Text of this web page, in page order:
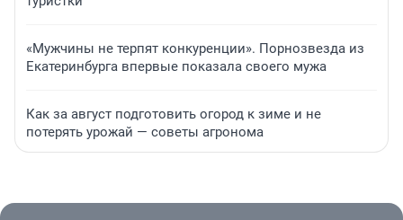
«Мужчины не терпят конкуренции». Порнозвезда из
Екатеринбурга впервые показала своего мужа
Как за август подготовить огород к зиме и не
потерять урожай — советы агронома